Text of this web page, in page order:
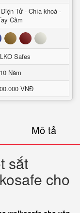
Tử - Chìa khoá -
Cầm
Nâu Đỏ Trắng
Safes
10 Năm
VNĐ
Mô tả
sắt
cho